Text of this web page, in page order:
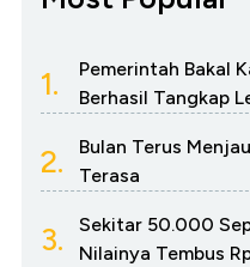
1.
Pemerintah Bakal
Berhasil Tangkap
2.
Bulan Terus
Terasa
3.
Sekitar 50.000
Nilainya Tembus